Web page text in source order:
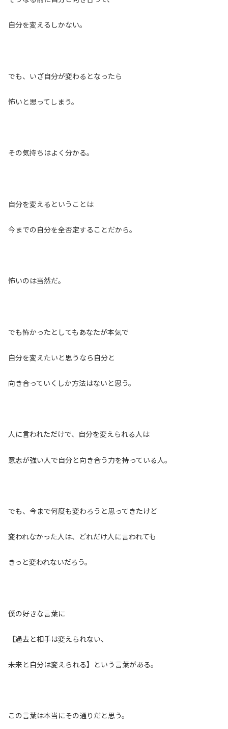
自分を変えるしかない。
でも、いざ自分が変わるとなったら
怖いと思ってしまう。
その気持ちはよく分かる。
自分を変えるということは
今までの自分を全否定することだから。
怖いのは当然だ。
でも怖かったとしてもあなたが本気で
自分を変えたいと思うなら自分と
向き合っていくしか方法はないと思う。
人に言われただけで、自分を変えられる人は
意志が強い人で自分と向き合う力を持っている人。
でも、今まで何度も変わろうと思ってきたけど
変われなかった人は、どれだけ人に言われても
きっと変われないだろう。
僕の好きな言葉に
【過去と相手は変えられない、
未来と自分は変えられる】という言葉がある。
この言葉は本当にその通りだと思う。